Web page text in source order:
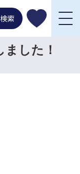
索
ました！